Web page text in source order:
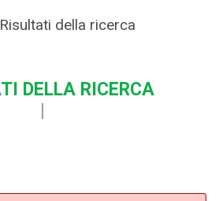
Risultati della ricerca
DELLA RICERCA